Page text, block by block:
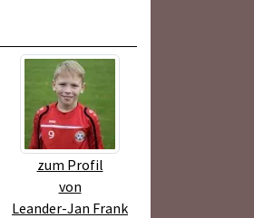
zum Profil
von
Leander-Jan Frank